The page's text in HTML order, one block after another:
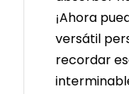
¡Ahora
versátil
recordar